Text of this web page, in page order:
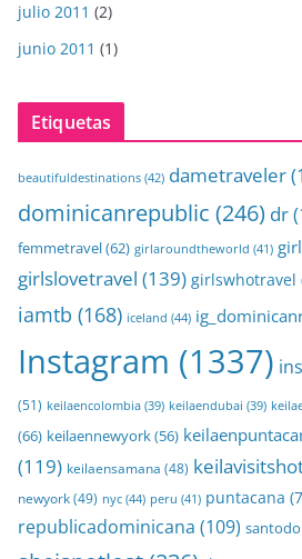
julio 2011 (2)
junio 2011 (1)
Etiquetas
beautifuldestinations (42) dametraveler
dominicanrepublic (246) dr
femmetravel(62) girlaroundtheworld (41)
girlslovetravel (139) girlswhotravel
iamtb (168) iceland (44)
Instagram (1337)
(51) keilaencolombia (39) keilaendubai (39)
(66) keilaennewyork(56)
(119) keilaensamana (48)
newyork(49) nyc (44) peru (41) puntacana
republicadominicana (109)